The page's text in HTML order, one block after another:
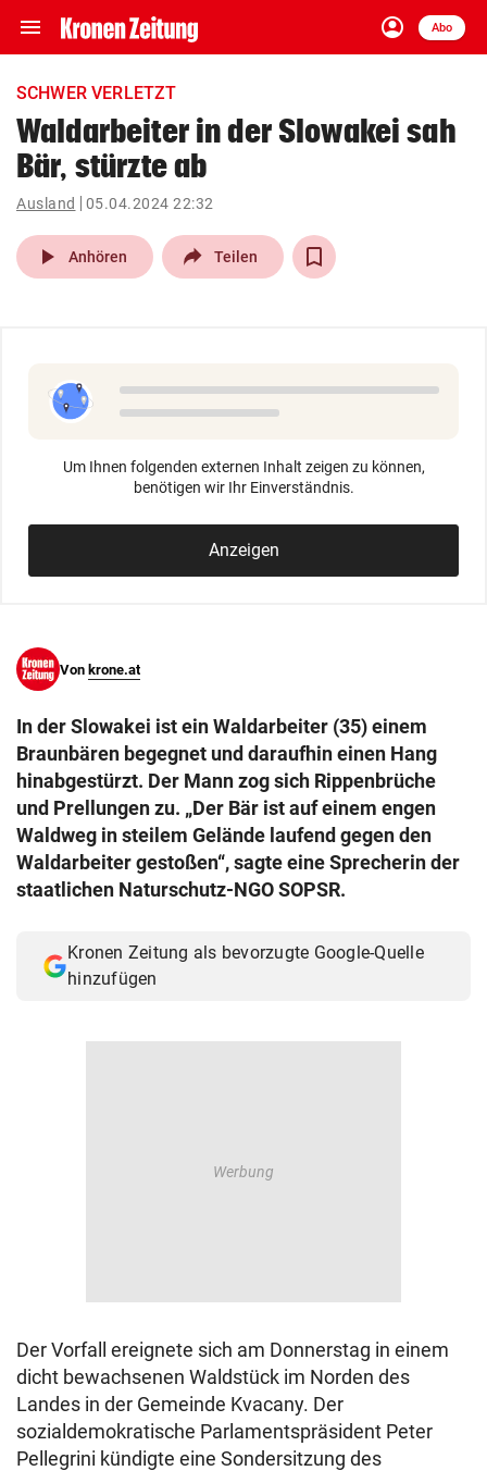
menu Navigation
ein-/ausklappen
account_circle
Anmelden
Abo
close Schließen
account_circle Anmelden
pin_drop
Wien arrow_right
search
eingeben
SCHWER VERLETZT
Waldarbeiter in der Slowakei sah
Bär, stürzte ab
Ausland 05.04.2024 22:32
play_arrow Anhören Teilen
Um Ihnen folgenden externen Inhalt zeigen zu können,
benötigen wir Ihr Einverständnis.
Anzeigen
Von krone.at
In der Slowakei ist ein Waldarbeiter (35) einem
Braunbären begegnet und daraufhin einen Hang
hinabgestürzt. Der Mann zog sich Rippenbrüche
und Prellungen zu. „Der Bär ist auf einem engen
Waldweg in steilem Gelände laufend gegen den
Waldarbeiter gestoßen“, sagte eine Sprecherin der
staatlichen Naturschutz-NGO SOPSR.
Kronen Zeitung als bevorzugte Google-Quelle
hinzufügen
Der Vorfall ereignete sich am Donnerstag in einem
dicht bewachsenen Waldstück im Norden des
Landes in der Gemeinde Kvacany. Der
sozialdemokratische Parlamentspräsident Peter
Pellegrini kündigte eine Sondersitzung des